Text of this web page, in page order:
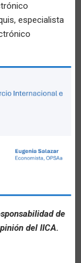
especialista
de
del IICA.